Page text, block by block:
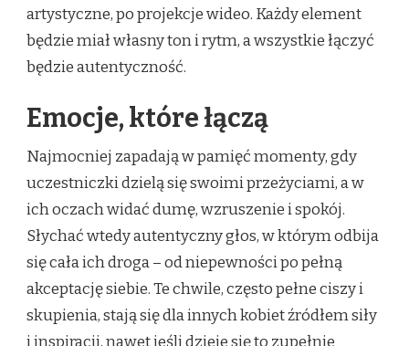
artystyczne, po projekcje wideo. Każdy element
będzie miał własny ton i rytm, a wszystkie łączyć
będzie autentyczność.
Emocje, które łączą
Najmocniej zapadają w pamięć momenty, gdy
uczestniczki dzielą się swoimi przeżyciami, a w
ich oczach widać dumę, wzruszenie i spokój.
Słychać wtedy autentyczny głos, w którym odbija
się cała ich droga – od niepewności po pełną
akceptację siebie. Te chwile, często pełne ciszy i
skupienia, stają się dla innych kobiet źródłem siły
i inspiracji, nawet jeśli dzieje się to zupełnie